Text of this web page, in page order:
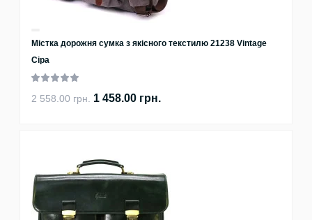
Містка дорожня сумка з якісного текстилю 21238 Vintage
Сіра
2 558.00 грн. 1 458.00 грн.